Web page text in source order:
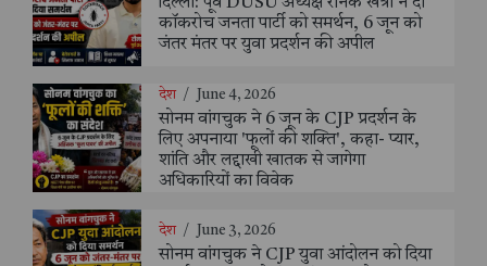
कॉकरोच जनता पार्टी को समर्थन, 6 जून को
जंतर मंतर पर युवा प्रदर्शन की अपील
देश / June 4, 2026
सोनम वांगचुक ने 6 जून के CJP प्रदर्शन के
लिए अपनाया 'फूलों की शक्ति', कहा- प्यार,
शांति और लद्दाखी खातक से जागेगा
अधिकारियों का विवेक
देश / June 3, 2026
सोनम वांगचुक ने CJP युवा आंदोलन को दिया